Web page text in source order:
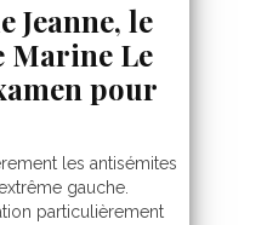
Jeanne, le
Le
pour
les antisémites
gauche.
particulièrement